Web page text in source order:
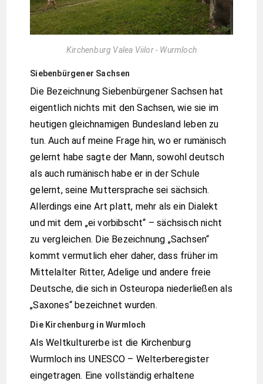
Kirchenburg Valea Viilor - Wurmloch
Siebenbürgener Sachsen
Die Bezeichnung Siebenbürgener Sachsen hat
eigentlich nichts mit den Sachsen, wie sie im
heutigen gleichnamigen Bundesland leben zu
tun. Auch auf meine Frage hin, wo er rumänisch
gelernt habe sagte der Mann, sowohl deutsch
als auch rumänisch habe er in der Schule
gelernt, seine Muttersprache sei sächsich.
Allerdings eine Art platt, mehr als ein Dialekt
und mit dem „ei vorbibscht“ – sächsisch nicht
zu vergleichen. Die Bezeichnung „Sachsen“
kommt vermutlich eher daher, dass früher im
Mittelalter Ritter, Adelige und andere freie
Deutsche, die sich in Osteuropa niederließen als
„Saxones“ bezeichnet wurden.
Die Kirchenburg in Wurmloch
Als Weltkulturerbe ist die Kirchenburg
Wurmloch ins UNESCO – Welterberegister
eingetragen. Eine vollständig erhaltene